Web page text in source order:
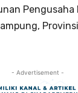
- Advertisement -